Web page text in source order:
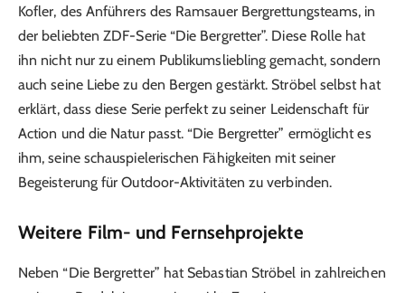
Kofler, des Anführers des Ramsauer Bergrettungsteams, in
der beliebten ZDF-Serie “Die Bergretter”. Diese Rolle hat
ihn nicht nur zu einem Publikumsliebling gemacht, sondern
auch seine Liebe zu den Bergen gestärkt. Ströbel selbst hat
erklärt, dass diese Serie perfekt zu seiner Leidenschaft für
Action und die Natur passt. “Die Bergretter” ermöglicht es
ihm, seine schauspielerischen Fähigkeiten mit seiner
Begeisterung für Outdoor-Aktivitäten zu verbinden.
Weitere Film- und Fernsehprojekte
Neben “Die Bergretter” hat Sebastian Ströbel in zahlreichen